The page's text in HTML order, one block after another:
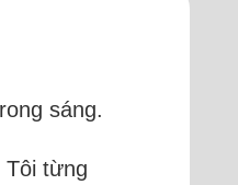
sáng.
Tôi từng